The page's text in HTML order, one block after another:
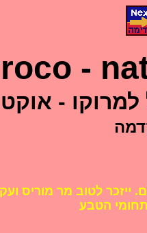
-
למרוקו -
לטוב מר מוריס
הטבע